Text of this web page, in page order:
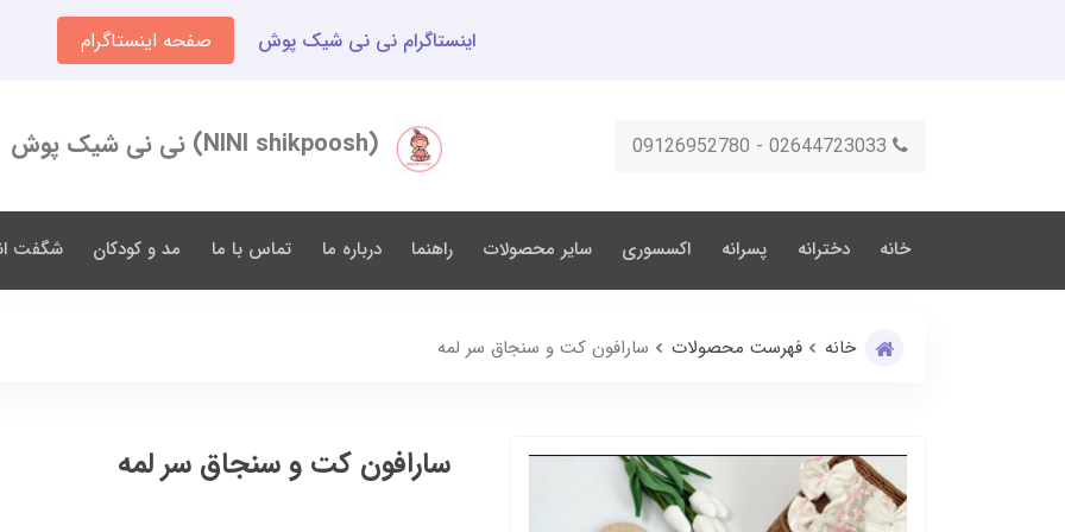
اینستاگرام نی نی شیک پوش صفحه اینستاگرام
02644723033 - 09126952780 (NINI shikpoosh) نی نی شیک پوش
خانه دخترانه پسرانه اکسسوری سایر محصولات راهنما درباره ما تماس با ما مد و کودکان شگفت
خانه فهرست محصولات سارافون کت و سنجاق سر لمه
سارافون کت و سنجاق سر لمه